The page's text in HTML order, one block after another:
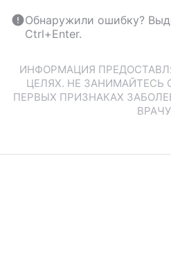
Обнаружили ошибку?
Ctrl+Enter.
ИНФОРМАЦИЯ
ЦЕЛЯХ. НЕ ЗАНИМАЙТЕСЬ
ПЕРВЫХ ПРИЗНАКАХ